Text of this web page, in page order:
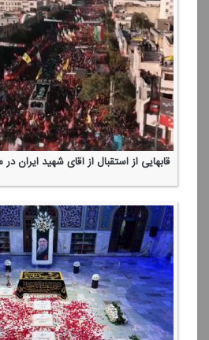
قابهایی از استقبال از آقای شهید ایران